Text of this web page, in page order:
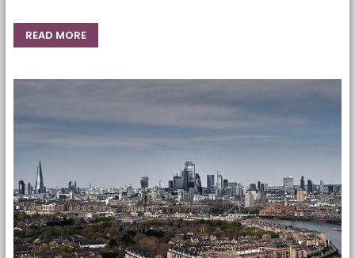
READ MORE